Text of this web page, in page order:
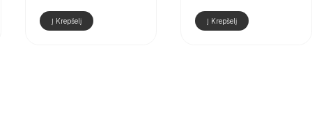
Į Krepšelį Į Krepšelį